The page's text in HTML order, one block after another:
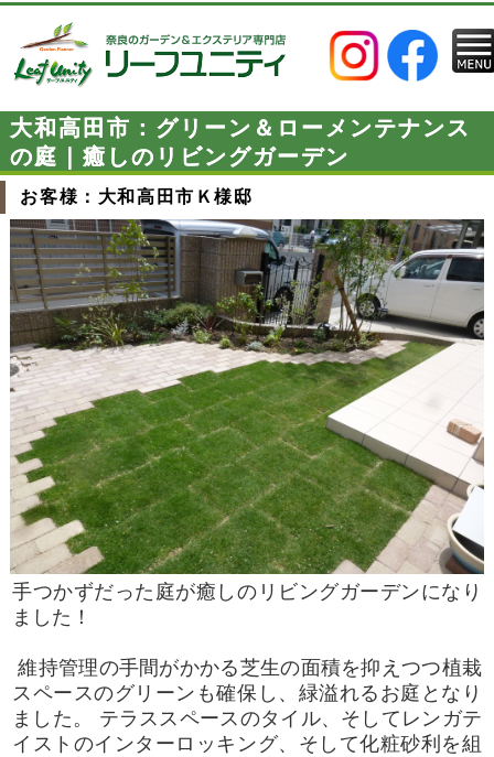
大和高田市：グリーン＆ローメンテナンス
の庭｜癒しのリビングガーデン
お客様：大和高田市Ｋ様邸
手つかずだった庭が癒しのリビングガーデンになり
ました！
維持管理の手間がかかる芝生の面積を抑えつつ植栽
スペースのグリーンも確保し、緑溢れるお庭となり
ました。 テラススペースのタイル、そしてレンガテ
イストのインターロッキング、そして化粧砂利を組